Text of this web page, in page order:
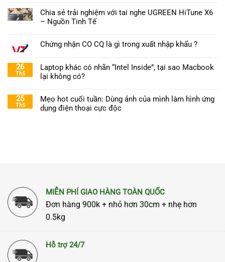
Chia sẻ trải nghiệm với tai nghe UGREEN HiTune X6
– Nguồn Tinh Tế
Chứng nhận CO CQ là gì trong xuất nhập khẩu ?
26
Th5
Laptop khác có nhãn “Intel Inside”, tại sao Macbook
lại không có?
25
Th5
Mẹo hot cuối tuần: Dùng ảnh của mình làm hình ứng
dụng điện thoại cực độc
MIỄN PHÍ GIAO HÀNG TOÀN QUỐC
Đơn hàng 900k + nhỏ hơn 30cm + nhẹ hơn
0.5kg
Hỗ trợ 24/7